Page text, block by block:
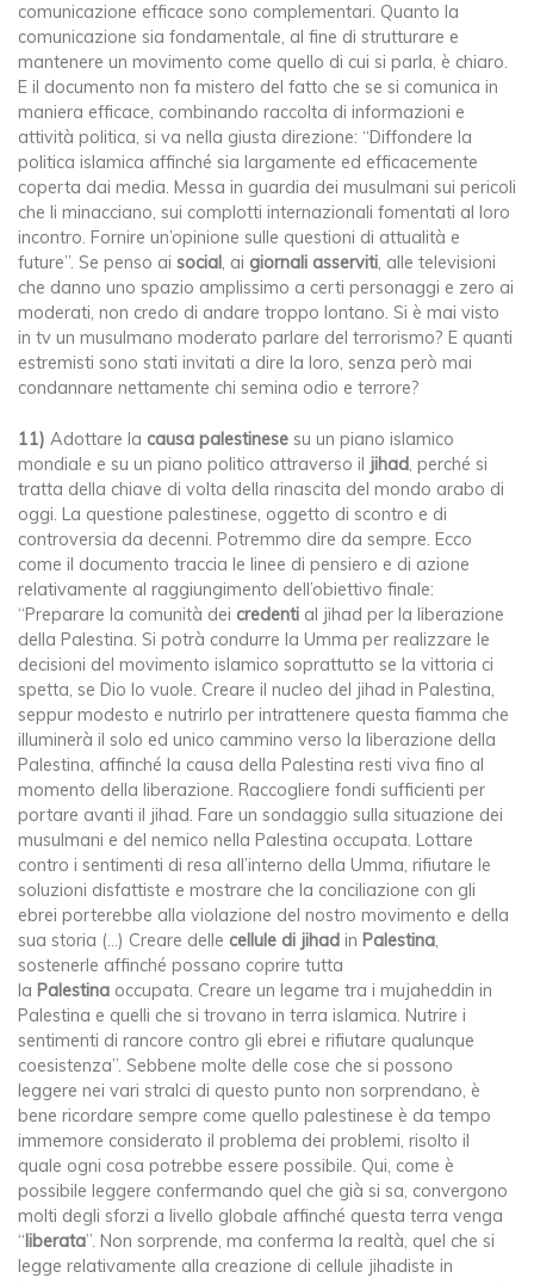
comunicazione efficace sono complementari. Quanto la
comunicazione sia fondamentale, al fine di strutturare e
mantenere un movimento come quello di cui si parla, è chiaro.
E il documento non fa mistero del fatto che se si comunica in
maniera efficace, combinando raccolta di informazioni e
attività politica, si va nella giusta direzione: “Diffondere la
politica islamica affinché sia largamente ed efficacemente
coperta dai media. Messa in guardia dei musulmani sui pericoli
che li minacciano, sui complotti internazionali fomentati al loro
incontro. Fornire un’opinione sulle questioni di attualità e
future”. Se penso ai social, ai giornali asserviti, alle televisioni
che danno uno spazio amplissimo a certi personaggi e zero ai
moderati, non credo di andare troppo lontano. Si è mai visto
in tv un musulmano moderato parlare del terrorismo? E quanti
estremisti sono stati invitati a dire la loro, senza però mai
condannare nettamente chi semina odio e terrore?
11) Adottare la causa palestinese su un piano islamico
mondiale e su un piano politico attraverso il jihad, perché si
tratta della chiave di volta della rinascita del mondo arabo di
oggi. La questione palestinese, oggetto di scontro e di
controversia da decenni. Potremmo dire da sempre. Ecco
come il documento traccia le linee di pensiero e di azione
relativamente al raggiungimento dell’obiettivo finale:
“Preparare la comunità dei credenti al jihad per la liberazione
della Palestina. Si potrà condurre la Umma per realizzare le
decisioni del movimento islamico soprattutto se la vittoria ci
spetta, se Dio lo vuole. Creare il nucleo del jihad in Palestina,
seppur modesto e nutrirlo per intrattenere questa fiamma che
illuminerà il solo ed unico cammino verso la liberazione della
Palestina, affinché la causa della Palestina resti viva fino al
momento della liberazione. Raccogliere fondi sufficienti per
portare avanti il jihad. Fare un sondaggio sulla situazione dei
musulmani e del nemico nella Palestina occupata. Lottare
contro i sentimenti di resa all’interno della Umma, rifiutare le
soluzioni disfattiste e mostrare che la conciliazione con gli
ebrei porterebbe alla violazione del nostro movimento e della
sua storia (…) Creare delle cellule di jihad in Palestina,
sostenerle affinché possano coprire tutta
la Palestina occupata. Creare un legame tra i mujaheddin in
Palestina e quelli che si trovano in terra islamica. Nutrire i
sentimenti di rancore contro gli ebrei e rifiutare qualunque
coesistenza”. Sebbene molte delle cose che si possono
leggere nei vari stralci di questo punto non sorprendano, è
bene ricordare sempre come quello palestinese è da tempo
immemore considerato il problema dei problemi, risolto il
quale ogni cosa potrebbe essere possibile. Qui, come è
possibile leggere confermando quel che già si sa, convergono
molti degli sforzi a livello globale affinché questa terra venga
“liberata”. Non sorprende, ma conferma la realtà, quel che si
legge relativamente alla creazione di cellule jihadiste in